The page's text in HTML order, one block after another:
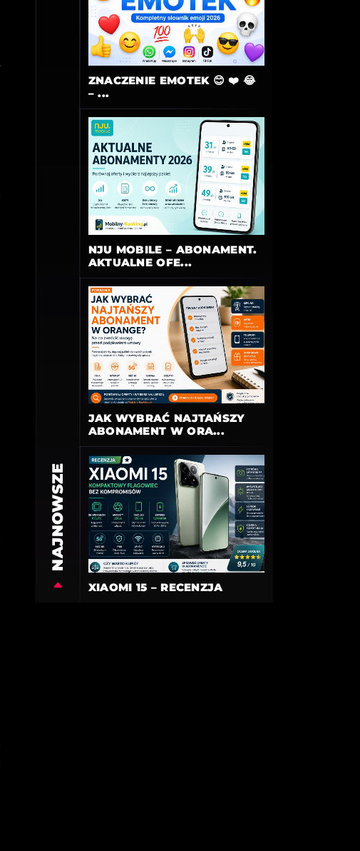
NAJNOWSZE
ZNACZENIE EMOTEK 😊 ❤️ 😂
– ...
NJU MOBILE – ABONAMENT.
AKTUALNE OFE...
JAK WYBRAĆ NAJTAŃSZY
ABONAMENT W ORA...
XIAOMI 15 – RECENZJA